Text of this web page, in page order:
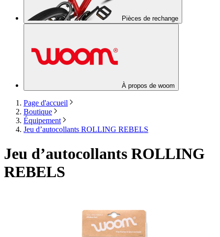
Pièces de rechange
À propos de woom
Page d'accueil
Boutique
Équipement
Jeu d’autocollants ROLLING REBELS
Jeu d’autocollants ROLLING
REBELS